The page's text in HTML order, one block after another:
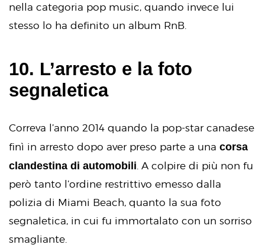
nella categoria pop music, quando invece lui
stesso lo ha definito un album RnB.
10. L’arresto e la foto
segnaletica
Correva l’anno 2014 quando la pop-star canadese
finì in arresto dopo aver preso parte a una corsa
clandestina di automobili . A colpire di più non fu
però tanto l’ordine restrittivo emesso dalla
polizia di Miami Beach, quanto la sua foto
segnaletica, in cui fu immortalato con un sorriso
smagliante.